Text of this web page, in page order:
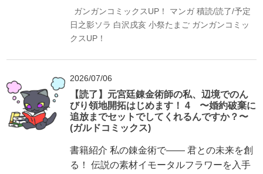
ガンガンコミックスUP！ マンガ 積読/読了/予定
日之影ソラ 白沢戌亥 小祭たまご ガンガンコミッ
クスUP！
2026/07/06
【読了】元宮廷錬金術師の私、辺境でのん
びり領地開拓はじめます！ 4 〜婚約破棄に
追放までセットでしてくれるんですか？〜
(ガルドコミックス)
書籍紹介 私の錬金術で―― 君との未来を創
る！ 伝説の素材イモータルフラワーを入手